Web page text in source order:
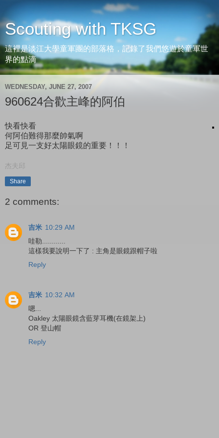
Scouting with TKSG
這裡是淡江大學童軍團的部落格，記錄了我們悠遊於童軍世
界的點滴
WEDNESDAY, JUNE 27, 2007
960624合歡主峰的阿伯
快看快看
何阿伯難得那麼帥氣啊
足可見一支好太陽眼鏡的重要！！！
杰夫邱
Share
2 comments:
吉米 10:29 AM
哇勒............
這樣我要說明一下了 : 主角是眼鏡跟帽子啦
Reply
吉米 10:32 AM
嗯...
Oakley 太陽眼鏡含藍芽耳機(在鏡架上)
OR 登山帽
Reply